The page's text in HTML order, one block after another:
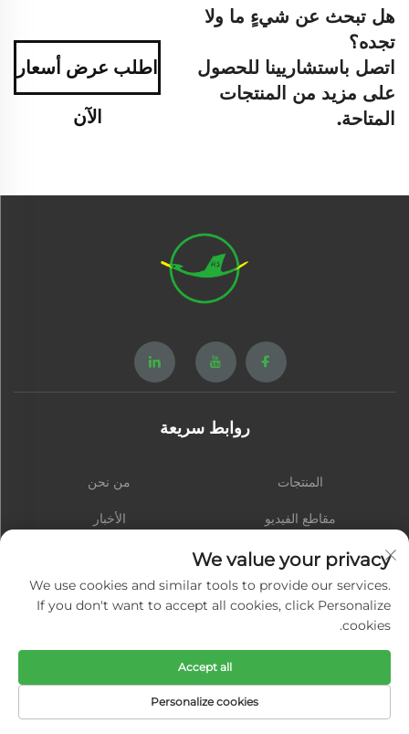
هل تبحث عن شيءٍ ما ولا
تجده؟
اتصل باستشاريينا للحصول
على مزيد من المنتجات
المتاحة.
اطلب عرض أسعار
الآن
روابط سريعة
المنتجات من نحن
مقاطع الفيديو الأخبار
اتصل بنا
-
سياسة الخصوصية
We value your privacy
We use cookies and similar tools to provide our services.
If you don't want to accept all cookies, click Personalize
cookies.
Personalize cookies
Accept all